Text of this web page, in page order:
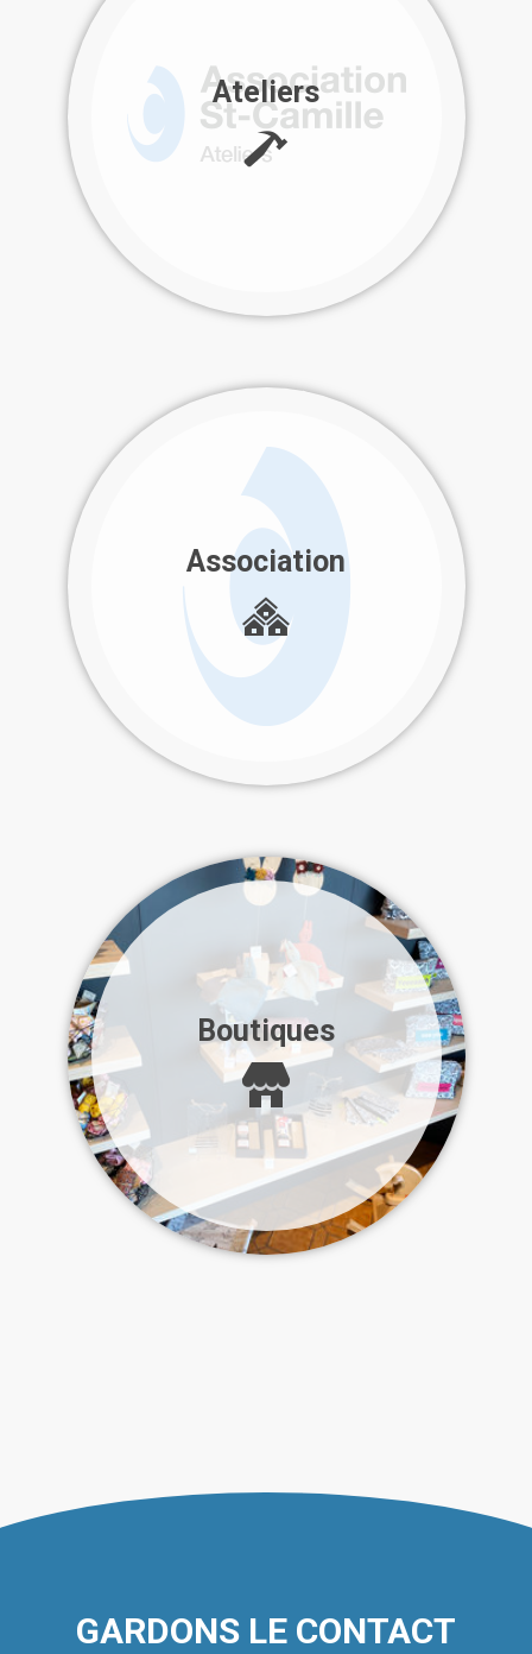
Ateliers
Association
Boutiques
GARDONS LE CONTACT